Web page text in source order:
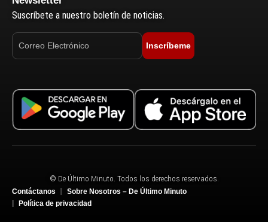
Suscríbete a nuestro boletín de noticias.
Inscríbeme
© De Último Minuto. Todos los derechos reservados.
Contáctanos
Sobre Nosotros – De Último Minuto
Política de privacidad